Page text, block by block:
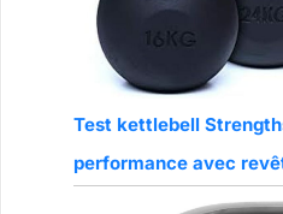
Test kettlebell
performance avec